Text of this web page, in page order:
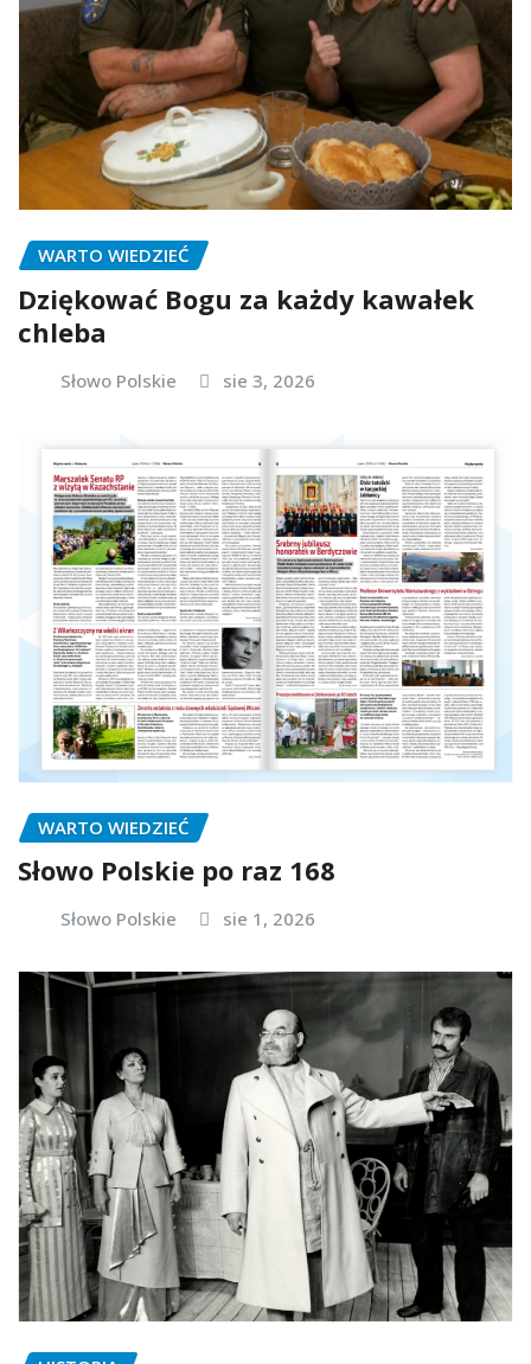
WARTO WIEDZIEĆ
Dziękować Bogu za każdy kawałek
chleba
Słowo Polskie sie 3, 2026
WARTO WIEDZIEĆ
Słowo Polskie po raz 168
Słowo Polskie sie 1, 2026